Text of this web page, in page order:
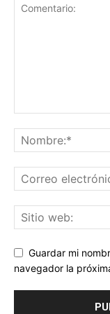
Guardar mi
navegador la